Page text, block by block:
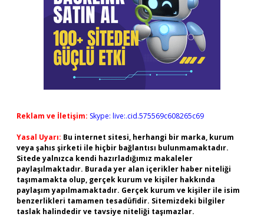
Reklam ve İletişim: Skype: live:.cid.575569c608265c69
Yasal Uyarı: Bu internet sitesi, herhangi bir marka, kurum
veya şahıs şirketi ile hiçbir bağlantısı bulunmamaktadır.
Sitede yalnızca kendi hazırladığımız makaleler
paylaşılmaktadır. Burada yer alan içerikler haber niteliği
taşımamakta olup, gerçek kurum ve kişiler hakkında
paylaşım yapılmamaktadır. Gerçek kurum ve kişiler ile isim
benzerlikleri tamamen tesadüfidir. Sitemizdeki bilgiler
taslak halindedir ve tavsiye niteliği taşımazlar.